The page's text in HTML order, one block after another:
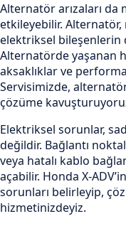
Alternatör arızaları
etkileyebilir.
elektriksel bileşenlerin
Alternatörde yaşanan
aksaklıklar ve
Servisimizde,
çözüme
Elektriksel sorunlar,
değildir. Bağlantı
veya hatalı kablo
açabilir. Honda X-
sorunları belirleyip,
hizmetinizdeyiz.